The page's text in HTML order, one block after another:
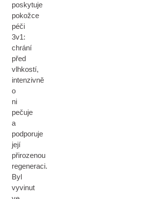
poskytuje
pokožce
péči
3v1:
chrání
před
vlhkostí,
intenzivně
o
ni
pečuje
a
podporuje
její
přirozenou
regeneraci.
Byl
vyvinut